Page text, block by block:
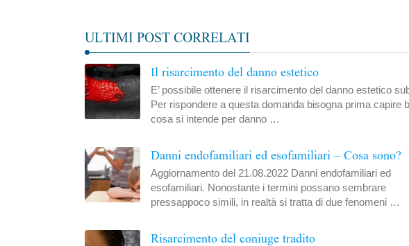
ULTIMI POST CORRELATI
Il risarcimento del danno estetico
E’ possibile ottenere il risarcimento del danno estetico
Per rispondere a questa domanda bisogna prima capire
cosa si intende per danno …
Danni endofamiliari ed esofamiliari – Cosa sono?
Aggiornamento del 21.08.2022 Danni endofamiliari ed
esofamiliari. Nonostante i termini possano sembrare
pressappoco simili, in realtà si tratta di due fenomeni …
Risarcimento del coniuge tradito